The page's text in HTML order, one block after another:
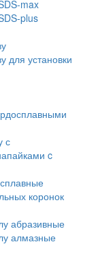
max
plus
для установки
с
c
коронок
абразивные
алмазные